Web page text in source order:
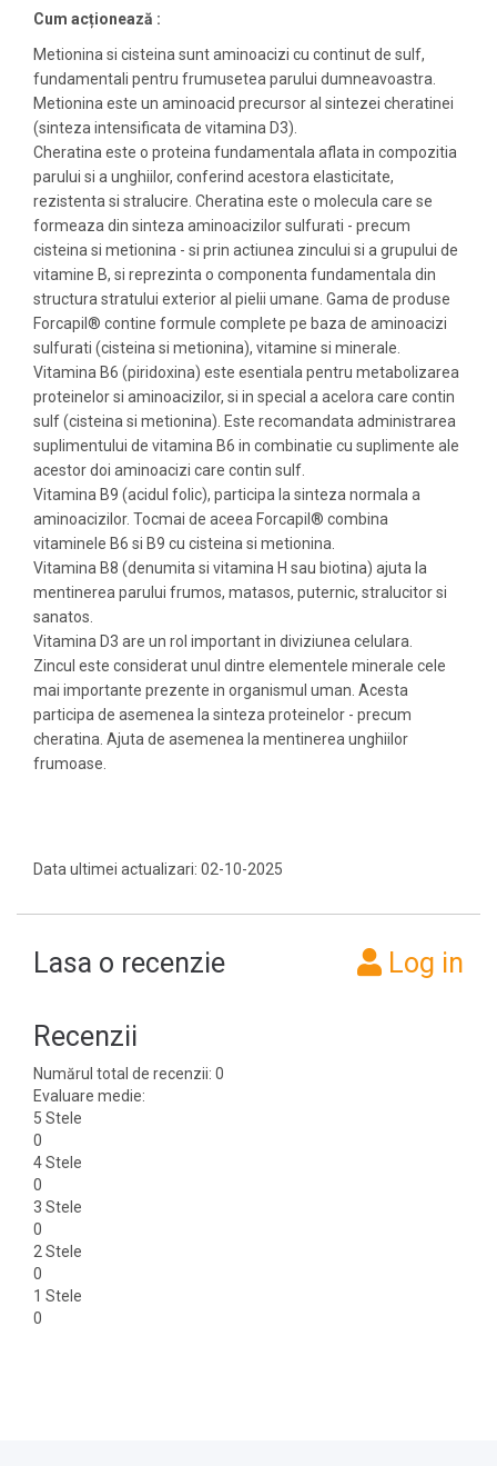
Cum acționează :
Metionina si cisteina sunt aminoacizi cu continut de sulf,
fundamentali pentru frumusetea parului dumneavoastra.
Metionina este un aminoacid precursor al sintezei cheratinei
(sinteza intensificata de vitamina D3).
Cheratina este o proteina fundamentala aflata in compozitia
parului si a unghiilor, conferind acestora elasticitate,
rezistenta si stralucire. Cheratina este o molecula care se
formeaza din sinteza aminoacizilor sulfurati - precum
cisteina si metionina - si prin actiunea zincului si a grupului de
vitamine B, si reprezinta o componenta fundamentala din
structura stratului exterior al pielii umane. Gama de produse
Forcapil® contine formule complete pe baza de aminoacizi
sulfurati (cisteina si metionina), vitamine si minerale.
Vitamina B6 (piridoxina) este esentiala pentru metabolizarea
proteinelor si aminoacizilor, si in special a acelora care contin
sulf (cisteina si metionina). Este recomandata administrarea
suplimentului de vitamina B6 in combinatie cu suplimente ale
acestor doi aminoacizi care contin sulf.
Vitamina B9 (acidul folic), participa la sinteza normala a
aminoacizilor. Tocmai de aceea Forcapil® combina
vitaminele B6 si B9 cu cisteina si metionina.
Vitamina B8 (denumita si vitamina H sau biotina) ajuta la
mentinerea parului frumos, matasos, puternic, stralucitor si
sanatos.
Vitamina D3 are un rol important in diviziunea celulara.
Zincul este considerat unul dintre elementele minerale cele
mai importante prezente in organismul uman. Acesta
participa de asemenea la sinteza proteinelor - precum
cheratina. Ajuta de asemenea la mentinerea unghiilor
frumoase.
Data ultimei actualizari: 02-10-2025
Lasa o recenzie Log in
Recenzii
Numărul total de recenzii: 0
Evaluare medie:
5 Stele
0
4 Stele
0
3 Stele
0
2 Stele
0
1 Stele
0